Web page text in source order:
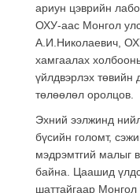
ариун цэврийн
ОХУ-аас Монгол
А.И.Николаевич,
хамгаалах
үйлдвэрлэх
төлөөлөл оролцов.
Эхний ээлжинд
бүсийн голомт,
мэдрэмтгий малыг
байна. Цаашид
шаттайгаар